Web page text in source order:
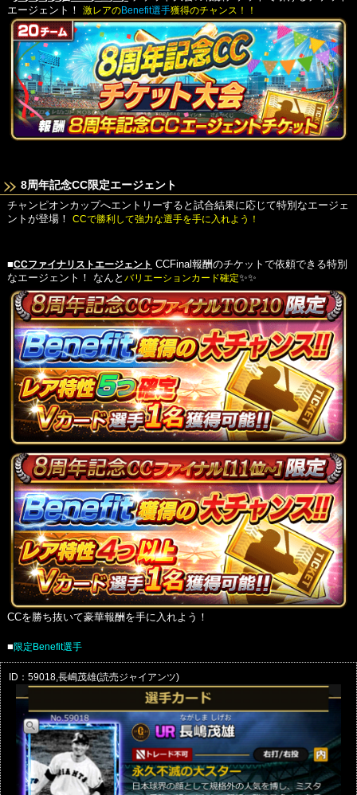
エージェント！
激レアのBenefit選手獲得のチャンス！！
8周年記念CC限定エージェント
チャンピオンカップへエントリーすると試合結果に応じて特別なエージェ
ントが登場！
CCで勝利して強力な選手を手に入れよう！
■CCファイナリストエージェント CCFinal報酬のチケットで依頼できる特別
なエージェント！
なんと バリエーションカード確定✨✨
CCを勝ち抜いて豪華報酬を手に入れよう！
■限定Benefit選手
ID：59018,長嶋茂雄(読売ジャイアンツ)